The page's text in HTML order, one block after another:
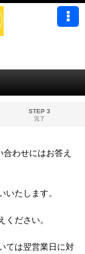
STEP 3
完了
わせにはお答え
たします。
ださい。
ては翌営業日に対